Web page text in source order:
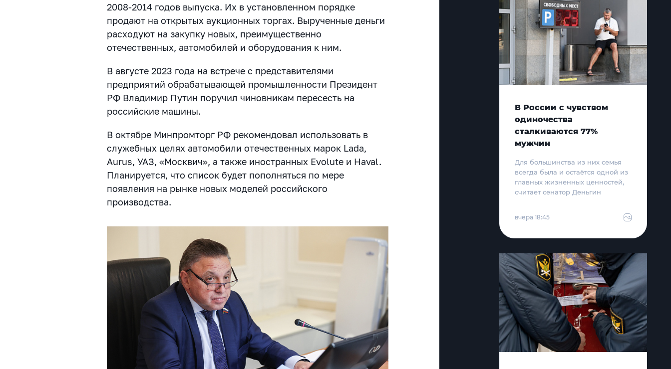
2008-2014 годов выпуска. Их в установленном порядке
продают на открытых аукционных торгах. Вырученные деньги
расходуют на закупку новых, преимущественно
отечественных, автомобилей и оборудования к ним.
В августе 2023 года на встрече с представителями
предприятий обрабатывающей промышленности Президент
РФ Владимир Путин поручил чиновникам пересесть на
российские машины.
В октябре Минпромторг РФ рекомендовал использовать в
служебных целях автомобили отечественных марок Lada,
Aurus, УАЗ, «Москвич», а также иностранных Evolute и Haval.
Планируется, что список будет пополняться по мере
появления на рынке новых моделей российского
производства.
В России с чувством
одиночества
сталкиваются 77%
мужчин
Для большинства из них семья
всегда была и остаётся одной из
главных жизненных ценностей,
считает сенатор Деньгин
вчера 18:45